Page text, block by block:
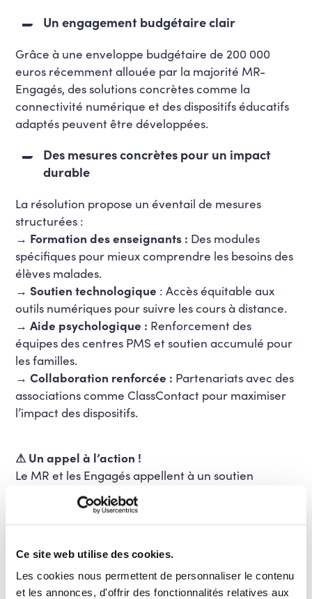
Ce site web utilise des cookies.
Les cookies nous permettent de personnaliser le contenu
et les annonces, d'offrir des fonctionnalités relatives aux
Un engagement budgétaire clair
Grâce à une enveloppe budgétaire de 200 000
euros récemment allouée par la majorité MR-
Engagés, des solutions concrètes comme la
connectivité numérique et des dispositifs éducatifs
adaptés peuvent être développées.
Des mesures concrètes pour un impact
durable
La résolution propose un éventail de mesures
structurées :
→ Formation des enseignants : Des modules
spécifiques pour mieux comprendre les besoins des
élèves malades.
→ Soutien technologique : Accès équitable aux
outils numériques pour suivre les cours à distance.
→Aide psychologique : Renforcement des
équipes des centres PMS et soutien accumulé pour
les familles.
→ Collaboration renforcée : Partenariats avec des
associations comme ClassContact pour maximiser
l’impact des dispositifs.
⚠︎ Un appel à l’action !
Le MR et les Engagés appellent à un soutien
unanime de cette proposition de résolution. Elle
envoie un message fort : celui d’une société
solidaire, où chaque élève a sa place, quelles que
Nos dernières news